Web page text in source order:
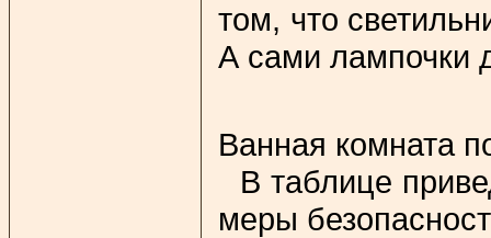
том, что
А сами лампочки
Ванная комната
В таблице
меры